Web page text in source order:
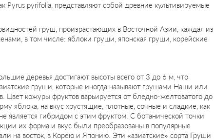
Pyrus pyrifolia, представляют собой древние культивируемые
груш, произрастающих в Восточной Азии, каждая из
в том числе: яблоки груши, японская груши, корейские
деревья достигают высоты всего от 3 до 6 м, что
груши, которые иногда называют грушами Наши или
Цвет кожуры фруктов варьируется от бледно-желтоватого до
яблока, на вкус хрустящие, плотные, сочные и сладкие, как
является гибридом с этим фруктом. С ботанической точки
их форма и вкус были преобразованы в популярные
на восток, в Корею и Японию. Эти «азиатские» сорта Груши